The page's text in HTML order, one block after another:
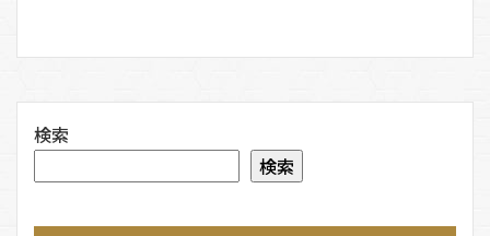
検索
検索